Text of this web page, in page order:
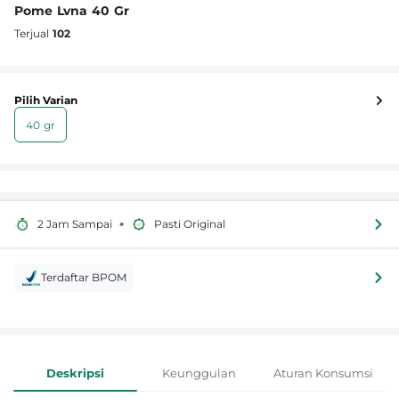
Pome Lvna 40 Gr
Terjual 102
Pilih Varian
40 gr
2 Jam Sampai • Pasti Original
Terdaftar BPOM
Informasi Produk
Deskripsi Keunggulan Aturan Konsumsi